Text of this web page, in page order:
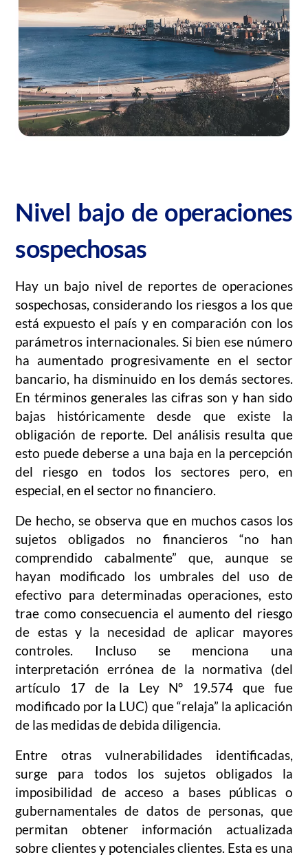
Nivel bajo de operaciones
sospechosas
Hay un bajo nivel de reportes de operaciones
sospechosas, considerando los riesgos a los que
está expuesto el país y en comparación con los
parámetros internacionales. Si bien ese número
ha aumentado progresivamente en el sector
bancario, ha disminuido en los demás sectores.
En términos generales las cifras son y han sido
bajas históricamente desde que existe la
obligación de reporte. Del análisis resulta que
esto puede deberse a una baja en la percepción
del riesgo en todos los sectores pero, en
especial, en el sector no financiero.
De hecho, se observa que en muchos casos los
sujetos obligados no financieros “no han
comprendido cabalmente” que, aunque se
hayan modificado los umbrales del uso de
efectivo para determinadas operaciones, esto
trae como consecuencia el aumento del riesgo
de estas y la necesidad de aplicar mayores
controles. Incluso se menciona una
interpretación errónea de la normativa (del
artículo 17 de la Ley Nº 19.574 que fue
modificado por la LUC) que “relaja” la aplicación
de las medidas de debida diligencia.
Entre otras vulnerabilidades identificadas,
surge para todos los sujetos obligados la
imposibilidad de acceso a bases públicas o
gubernamentales de datos de personas, que
permitan obtener información actualizada
sobre clientes y potenciales clientes. Esta es una